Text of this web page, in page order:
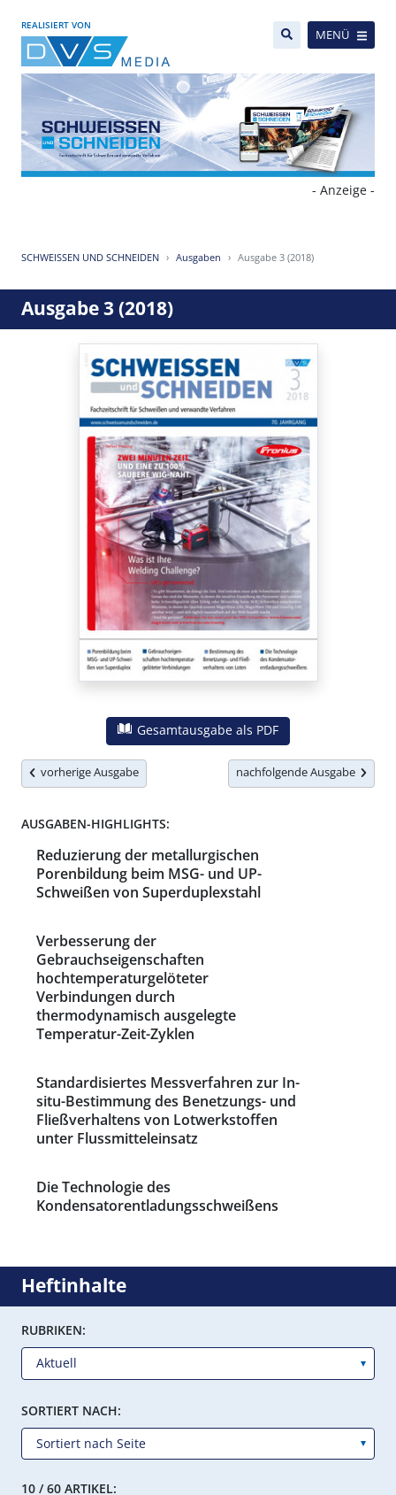
REALISIERT VON
MENÜ
- Anzeige -
SCHWEISSEN UND SCHNEIDEN Ausgaben Ausgabe 3 (2018)
Ausgabe 3 (2018)
Gesamtausgabe als PDF
vorherige Ausgabe nachfolgende Ausgabe
AUSGABEN-HIGHLIGHTS:
Reduzierung der metallurgischen
Porenbildung beim MSG- und UP-
Schweißen von Superduplexstahl
Verbesserung der
Gebrauchseigenschaften
hochtemperaturgelöteter
Verbindungen durch
thermodynamisch ausgelegte
Temperatur-Zeit-Zyklen
Standardisiertes Messverfahren zur In-
situ-Bestimmung des Benetzungs- und
Fließverhaltens von Lotwerkstoffen
unter Flussmitteleinsatz
Die Technologie des
Kondensatorentladungsschweißens
Heftinhalte
RUBRIKEN:
SORTIERT NACH:
10 / 60 ARTIKEL: